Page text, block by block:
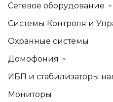
Сетевое оборудование
Системы Контроля и
Охранные системы
Домофония
ИБП и стабилизаторы
Мониторы